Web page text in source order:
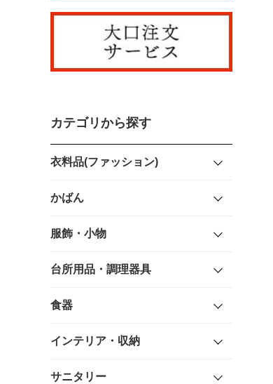
カテゴリから探す
衣料品(ファッション)
かばん
服飾・小物
台所用品・調理器具
食器
インテリア・収納
サニタリー